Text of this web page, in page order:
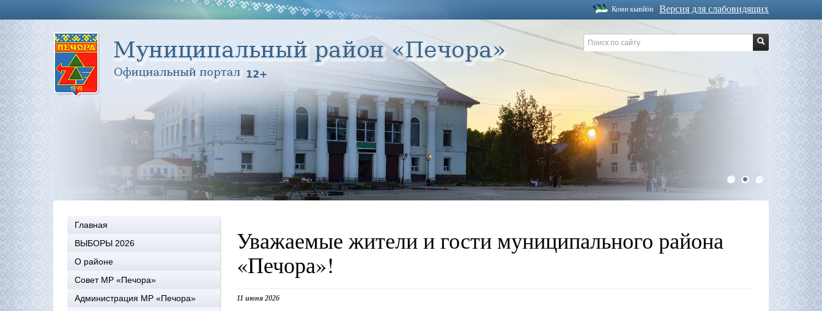
Версия для слабовидящих
Коми кывйöн
1 2 3
Главная
ВЫБОРЫ 2026
О районе
Совет МР «Печора»
Администрация МР «Печора»
Уважаемые жители и гости муниципального района
«Печора»!
11 июня 2026